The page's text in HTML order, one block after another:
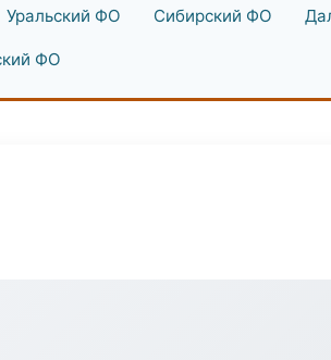
Уральский ФО Сибирский ФО
ФО